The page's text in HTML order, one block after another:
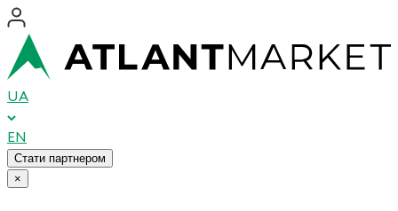
UA
EN
Стати партнером
×